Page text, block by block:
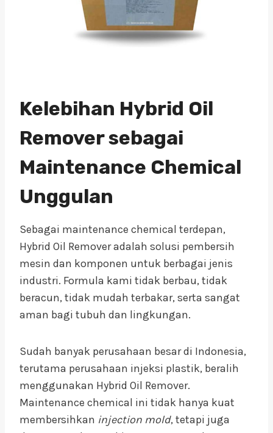
Kelebihan Hybrid Oil
Remover sebagai
Maintenance Chemical
Unggulan
Sebagai maintenance chemical terdepan,
Hybrid Oil Remover adalah solusi pembersih
mesin dan komponen untuk berbagai jenis
industri. Formula kami tidak berbau, tidak
beracun, tidak mudah terbakar, serta sangat
aman bagi tubuh dan lingkungan.
Sudah banyak perusahaan besar di Indonesia,
terutama perusahaan injeksi plastik, beralih
menggunakan Hybrid Oil Remover.
Maintenance chemical ini tidak hanya kuat
membersihkan injection mold, tetapi juga